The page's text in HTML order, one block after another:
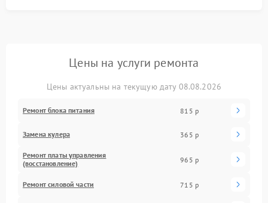
Цены на услуги ремонта
Цены актуальны на текущую дату 08.08.2026
Ремонт блока питания 815 р
Замена кулера 365 р
Ремонт платы управления
(восстановление)
965 р
Ремонт силовой части 715 р